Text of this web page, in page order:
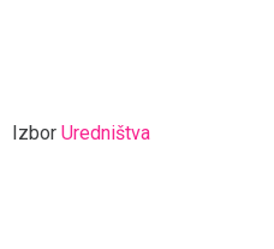
Izbor Uredništva